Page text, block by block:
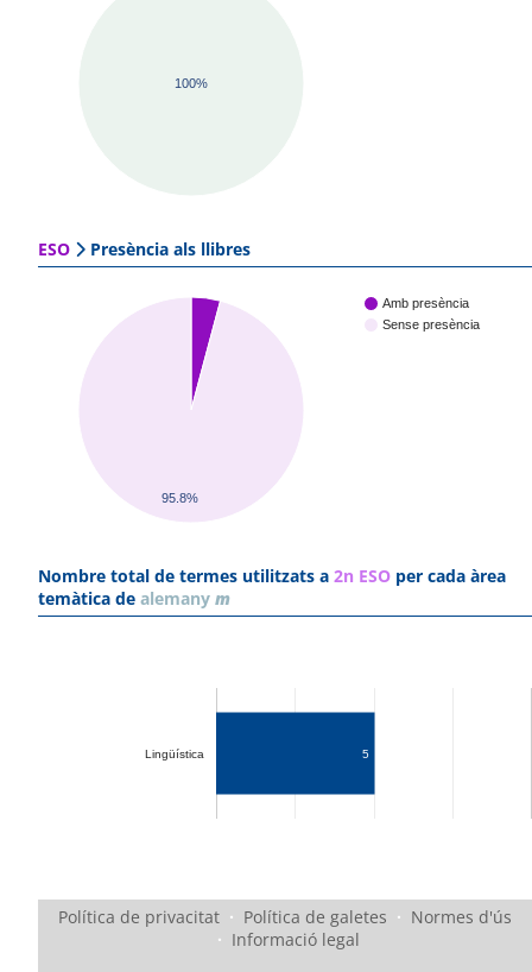
100%
ESO Presència als llibres
Amb presència
Sense presència
95.8%
Nombre total de termes utilitzats a 2n ESO per cada àrea
temàtica de alemany m
Lingüística 5
Política de privacitat · Política de galetes · Normes d'ús
· Informació legal